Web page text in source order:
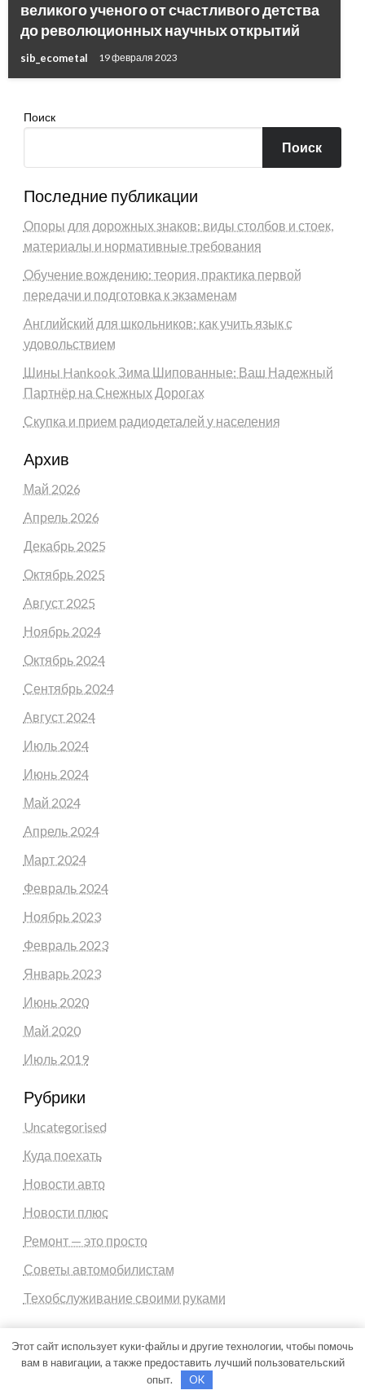
великого ученого от счастливого детства
до революционных научных открытий
sib_ecometal 19 февраля 2023
Поиск
Поиск
Последние публикации
Опоры для дорожных знаков: виды столбов и стоек,
материалы и нормативные требования
Обучение вождению: теория, практика первой
передачи и подготовка к экзаменам
Английский для школьников: как учить язык с
удовольствием
Шины Hankook Зима Шипованные: Ваш Надежный
Партнёр на Снежных Дорогах
Скупка и прием радиодеталей у населения
Архив
Май 2026
Апрель 2026
Декабрь 2025
Октябрь 2025
Август 2025
Ноябрь 2024
Октябрь 2024
Сентябрь 2024
Август 2024
Июль 2024
Июнь 2024
Май 2024
Апрель 2024
Март 2024
Февраль 2024
Ноябрь 2023
Февраль 2023
Январь 2023
Июнь 2020
Май 2020
Июль 2019
Рубрики
Uncategorised
Куда поехать
Новости авто
Новости плюс
Ремонт — это просто
Советы автомобилистам
Техобслуживание своими руками
Theme by Silk Themes
Этот сайт использует куки-файлы и другие технологии, чтобы помочь
вам в навигации, а также предоставить лучший пользовательский
опыт.
OK